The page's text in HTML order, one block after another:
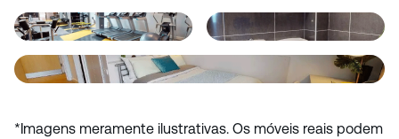
*Imagens meramente ilustrativas. Os móveis reais podem